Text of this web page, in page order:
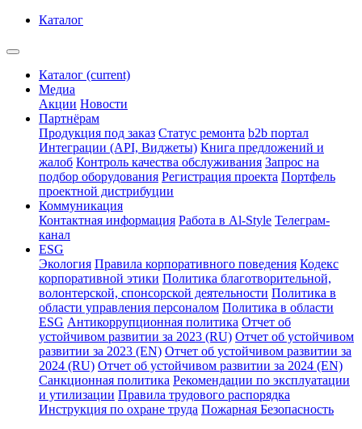
Каталог
Каталог (current)
Медиа
Акции Новости
Партнёрам
Продукция под заказ Статус ремонта b2b портал
Интеграции (API, Виджеты) Книга предложений и
жалоб Контроль качества обслуживания Запрос на
подбор оборудования Регистрация проекта Портфель
проектной дистрибуции
Коммуникация
Контактная информация Работа в Al-Style Телеграм-
канал
ESG
Экология Правила корпоративного поведения Кодекс
корпоративной этики Политика благотворительной,
волонтерской, спонсорской деятельности Политика в
области управления персоналом Политика в области
ESG Антикоррупционная политика Отчет об
устойчивом развитии за 2023 (RU) Отчет об устойчивом
развитии за 2023 (EN) Отчет об устойчивом развитии за
2024 (RU) Отчет об устойчивом развитии за 2024 (EN)
Санкционная политика Рекомендации по эксплуатации
и утилизации Правила трудового распорядка
Инструкция по охране труда Пожарная Безопасность